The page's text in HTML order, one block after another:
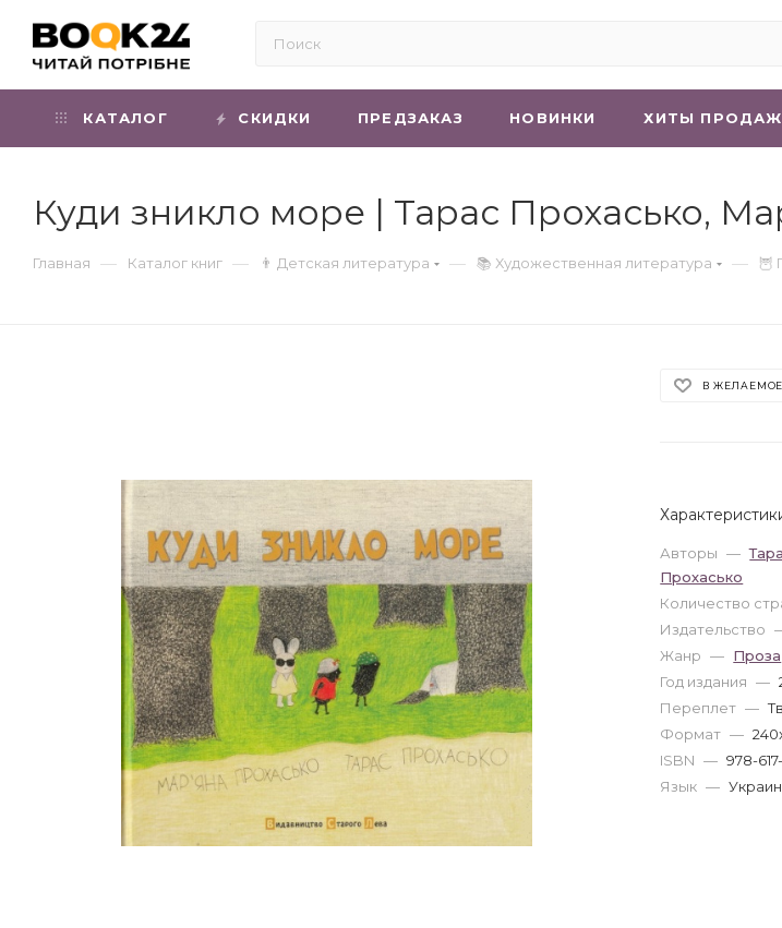
КАТАЛОГ СКИДКИ ПРЕДЗАКАЗ НОВИНКИ ХИТЫ ПРОДАЖ
Куди зникло море | Тарас Прохасько,
Главная — Каталог книг — 👨 Детская литература — 📚 Художественная литература — 🦉
В ЖЕЛАЕМОЕ
Авторы —
Прохасько
Количество
Издательство
Жанр — Проза
Год издания —
Переплет —
Формат —
ISBN — 978-
Язык —